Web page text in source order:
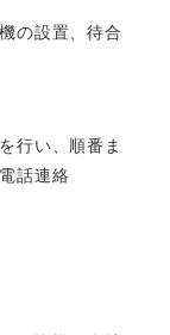
の設置、待合
行い、順番ま
話連絡